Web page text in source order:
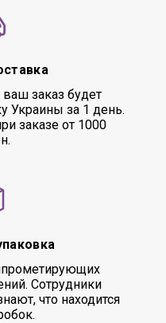
заказ будет
Украины за 1 день.
заказе от 1000
Сотрудники
что находится